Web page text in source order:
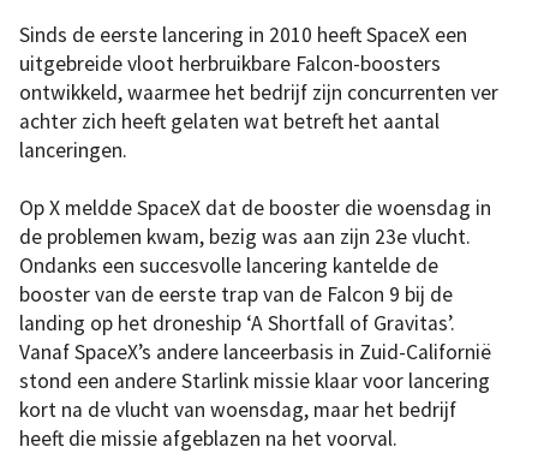
Sinds de eerste lancering in 2010 heeft SpaceX een
uitgebreide vloot herbruikbare Falcon-boosters
ontwikkeld, waarmee het bedrijf zijn concurrenten ver
achter zich heeft gelaten wat betreft het aantal
lanceringen.
Op X meldde SpaceX dat de booster die woensdag in
de problemen kwam, bezig was aan zijn 23e vlucht.
Ondanks een succesvolle lancering kantelde de
booster van de eerste trap van de Falcon 9 bij de
landing op het droneship ‘A Shortfall of Gravitas’.
Vanaf SpaceX’s andere lanceerbasis in Zuid-Californië
stond een andere Starlink missie klaar voor lancering
kort na de vlucht van woensdag, maar het bedrijf
heeft die missie afgeblazen na het voorval.